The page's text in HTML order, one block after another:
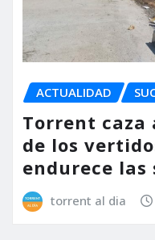
ACTUALIDAD
Torrent caza
de los
endurece las
torrent al dia